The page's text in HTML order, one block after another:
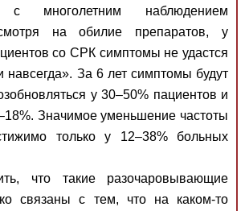
с многолетним наблюдением
на обилие препаратов, у
со СРК симптомы не удастся
навсегда». За 6 лет симптомы будут
у 30–50% пациентов и
Значимое уменьшение частоты
только у 12–38% больных
что такие разочаровывающие
связаны с тем, что на каком-то